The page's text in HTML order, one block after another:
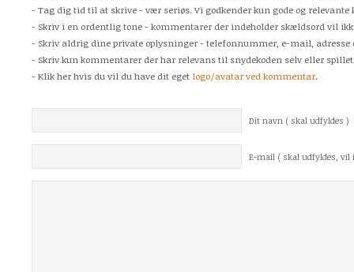
- Tag dig tid til at skrive - vær seriøs. Vi godkender kun gode og
- Skriv i en ordentlig tone - kommentarer der indeholder skældsord vil
- Skriv aldrig dine private oplysninger - telefonnummer, e-mail, adresse
- Skriv kun kommentarer der har relevans til snydekoden selv eller
- Klik her hvis du vil du have dit eget logo/avatar ved kommentar.
Dit navn ( skal udfyldes )
E-mail ( skal udfyldes, vil